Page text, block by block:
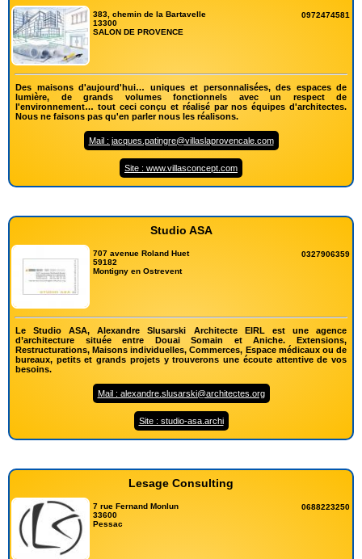
383, chemin de la Bartavelle
13300
SALON DE PROVENCE
0972474581
Des maisons d'aujourd'hui… uniques et personnalisées, des espaces de
lumière, de grands volumes fonctionnels avec un respect de
l'environnement… tout ceci conçu et réalisé par nos équipes d'architectes.
Nous ne faisons pas qu'en parler nous les réalisons.
Mail : jacques.patingre@villaslaprovencale.com
Site : www.villasconcept.com
Studio ASA
707 avenue Roland Huet
59182
Montigny en Ostrevent
0327906359
Le Studio ASA, Alexandre Slusarski Architecte EIRL est une agence
d’architecture située entre Douai Somain et Aniche. Extensions,
Restructurations, Maisons individuelles, Commerces, Espace médicaux ou de
bureaux, petits et grands projets y trouverons une écoute attentive de vos
besoins.
Mail : alexandre.slusarski@architectes.org
Site : studio-asa.archi
Lesage Consulting
7 rue Fernand Monlun
33600
Pessac
0688223250